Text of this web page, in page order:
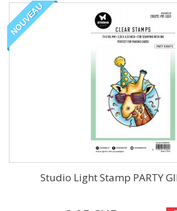
NOUVEAU
Studio Light Stamp PARTY